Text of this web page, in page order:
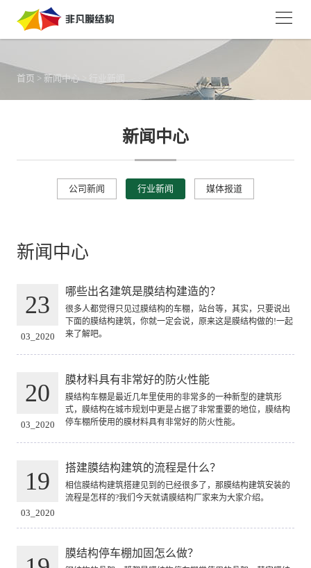
首页 > 新闻中心>
新闻中心
公司新闻 行业新闻 媒体报道
新闻中心
23
03_2020
哪些出名建筑是膜结构建造的？
很多人都觉得只见过膜结构的车棚，站台等，其实，只要说出
下面的膜结构建筑，你就一定会说，原来这是膜结构做的!一起
来了解吧。
20
03_2020
膜材料具有非常好的防火性能
膜结构车棚是最近几年里使用的非常多的一种新型的建筑形
式，膜结构在城市规划中更是占据了非常重要的地位，膜结构
停车棚所使用的膜材料具有非常好的防火性能。
19
03_2020
搭建膜结构建筑的流程是什么？
相信膜结构建筑搭建见到的已经很多了，那膜结构建筑安装的
流程是怎样的?我们今天就请膜结构厂家来为大家介绍。
膜结构停车棚加固怎么做？